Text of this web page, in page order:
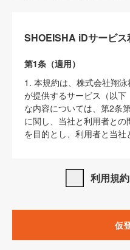
SHOEISHA iDサービス
第1条（適用）
1. 本規約は、株式会社翔泳
が提供するサービス（以
な内容については、第2条
に関し、当社と利用者と
を目的とし、利用者と当社
SHOEISHA iDプライバ
サイト上でのデータの利
3. 本規約の内容と、前項
利用規
仮